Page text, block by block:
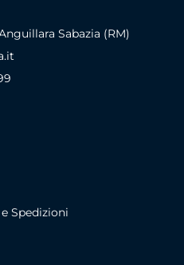
Sabazia (RM)
Spedizioni